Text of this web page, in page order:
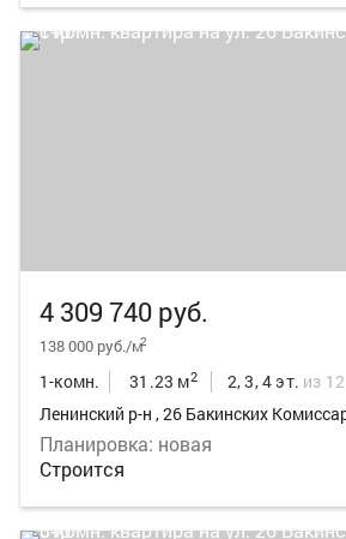
4 309 740 руб.
138 000 руб./м2
1-комн. 31.23 м2 2, 3, 4 эт. из 12
Ленинский р-н , 26 Бакинских
Планировка: новая
Строится